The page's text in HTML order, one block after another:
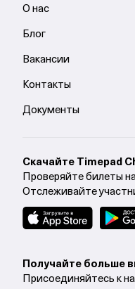
О нас
Блог
Вакансии
Контакты
Документы
Cкачайте Timepad
Проверяйте билеты
Отслеживайте
Получайте больше
Присоединяйтесь к